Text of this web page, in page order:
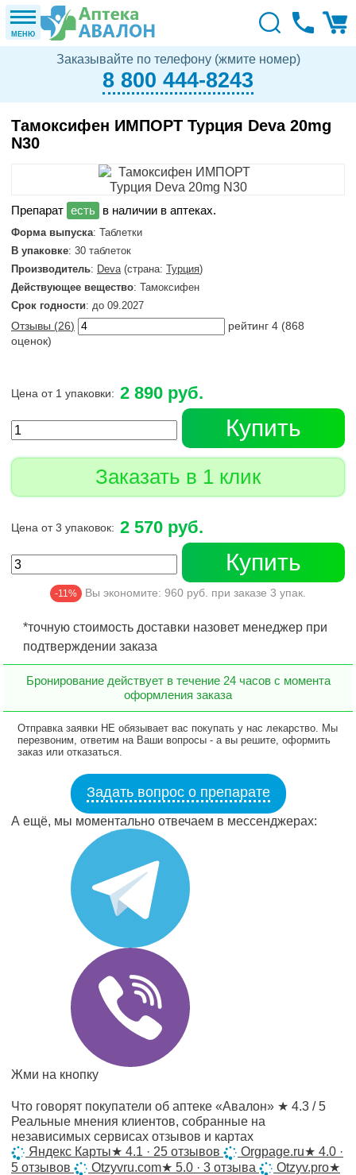
МЕНЮ
Заказывайте по телефону (жмите номер)
8 800 444-8243
Тамоксифен ИМПОРТ Турция Deva 20mg
N30
в наличии в аптеках.
Форма выпуска: Таблетки
В упаковке: 30 таблеток
Производитель: Deva(страна: Турция)
Действующее вещество: Тамоксифен
Срок годности: до 09.2027
Отзывы (26) рейтинг 4 (868
оценок)
Цена от 1 упаковки: 2 890 руб.
Купить
Заказать в 1 клик
Цена от 3 упаковок: 2 570 руб.
Купить
-11% Вы экономите: 960 руб. при заказе 3 упак.
*точную стоимость доставки назовет менеджер при
подтверждении заказа
Бронирование действует в течение 24 часов с момента
оформления заказа
Отправка заявки НЕ обязывает вас покупать у нас лекарство. Мы
перезвоним, ответим на Ваши вопросы - а вы решите, оформить
заказ или отказаться.
Задать вопрос о препарате
А ещё, мы моментально отвечаем в мессенджерах:
Жми на кнопку
Что говорят покупатели об аптеке «Авалон» ★ 4.3 / 5
Реальные мнения клиентов, собранные на
независимых сервисах отзывов и картах
Яндекс Карты★ 4.1 · 25 отзывов Orgpage.ru★ 4.0 ·
5 отзывов
Otzyvru.com★ 5.0 · 3 отзыва Otzyv.pro★